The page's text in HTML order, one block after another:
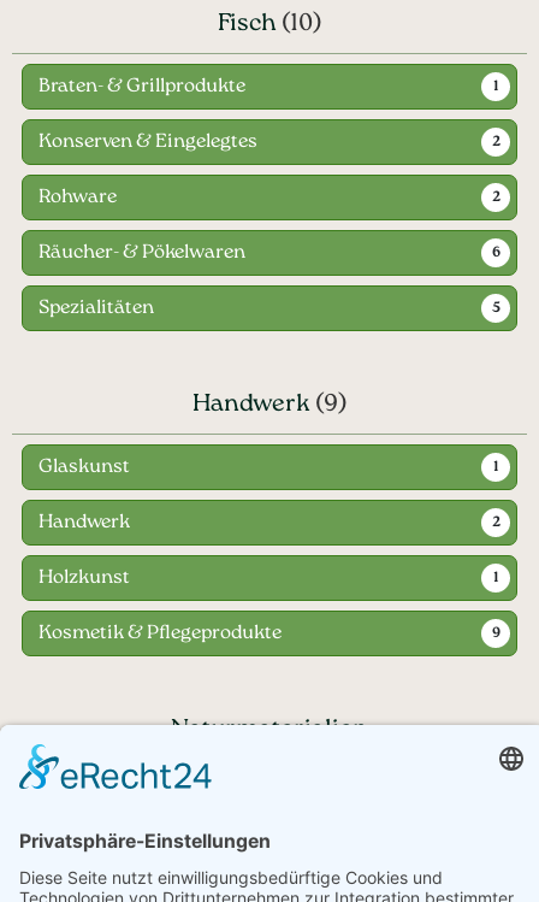
Fisch (10)
Braten- & Grillprodukte 1
Konserven & Eingelegtes 2
Rohware 2
Räucher- & Pökelwaren 6
Spezialitäten 5
Handwerk (9)
Glaskunst 1
Handwerk 2
Holzkunst 1
Kosmetik & Pflegeprodukte 9
Naturmaterialien